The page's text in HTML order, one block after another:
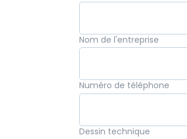
Nom de l'entreprise
Numéro de téléphone
Dessin technique